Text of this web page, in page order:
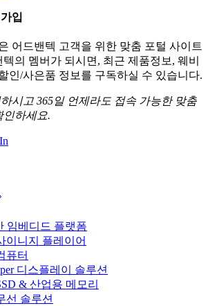
입
어드밴텍 고객을 위한 맞춤 포털 사이트
의 멤버가 되시면, 최근 제품정보, 웨비
인/사은품 정보를 구독하실 수 있습니다.
시고 365일 언제라도 접속 가능한 맞춤
인하세요.
임베디드 플랫폼
이니지 플레이어
퓨터
디스플레이 솔루션
& 산업용 메모리
선 솔루션